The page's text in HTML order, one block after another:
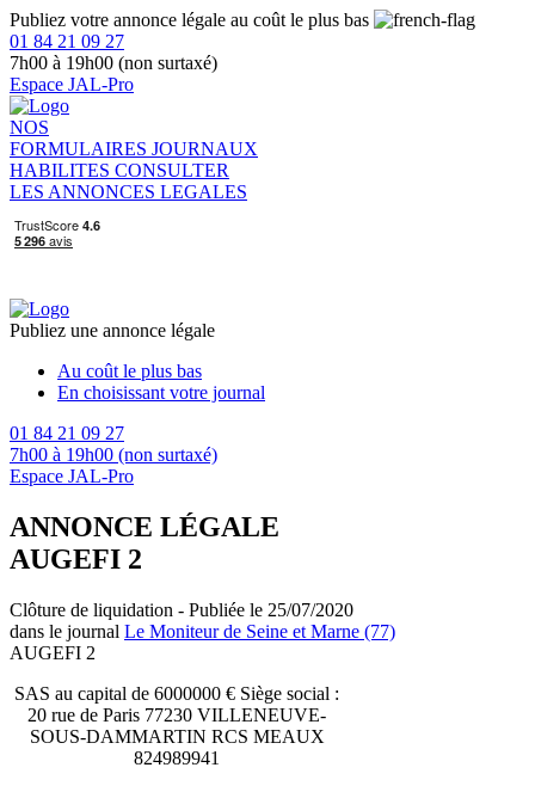
Publiez votre annonce légale au coût le plus bas
01 84 21 09 27
7h00 à 19h00 (non surtaxé)
Espace JAL-Pro
NOS
FORMULAIRES JOURNAUX
HABILITES CONSULTER
LES ANNONCES LEGALES
Publiez une annonce légale
Au coût le plus bas
En choisissant votre journal
01 84 21 09 27
7h00 à 19h00 (non surtaxé)
Espace JAL-Pro
ANNONCE LÉGALE
AUGEFI 2
Clôture de liquidation - Publiée le 25/07/2020
dans le journal Le Moniteur de Seine et Marne (77)
AUGEFI 2
SAS au capital de 6000000 € Siège social :
20 rue de Paris 77230 VILLENEUVE-
SOUS-DAMMARTIN RCS MEAUX
824989941